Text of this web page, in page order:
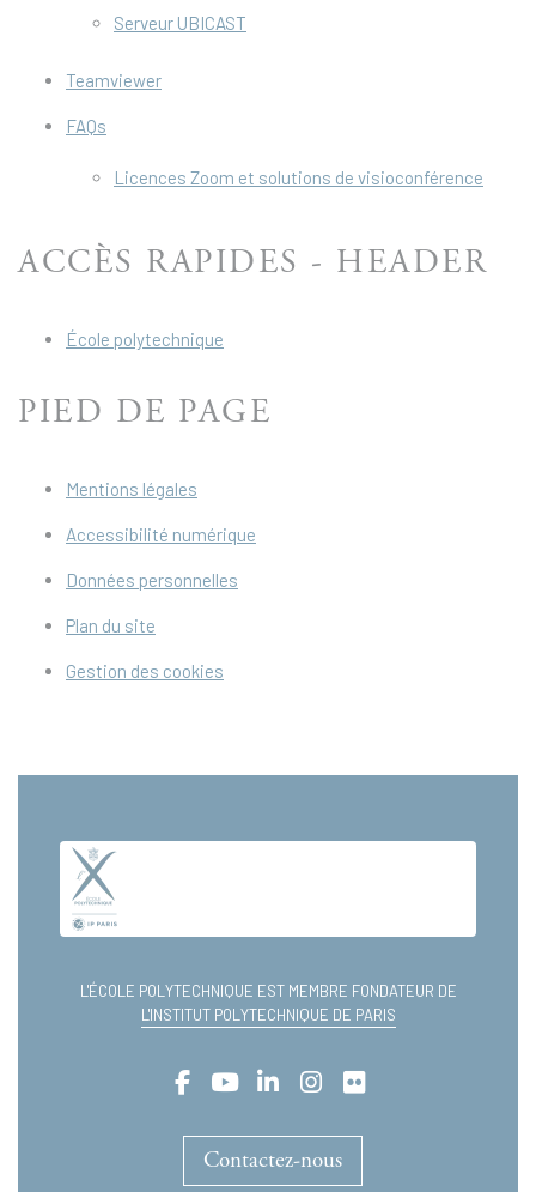
Serveur UBICAST
Teamviewer
FAQs
Licences Zoom et solutions de visioconférence
ACCÈS RAPIDES - HEADER
École polytechnique
PIED DE PAGE
Mentions légales
Accessibilité numérique
Données personnelles
Plan du site
Gestion des cookies
L'ÉCOLE POLYTECHNIQUE EST MEMBRE FONDATEUR DE
L'INSTITUT POLYTECHNIQUE DE PARIS
Contactez-nous